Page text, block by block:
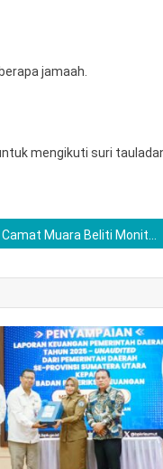
jamaah.
mengikuti suri